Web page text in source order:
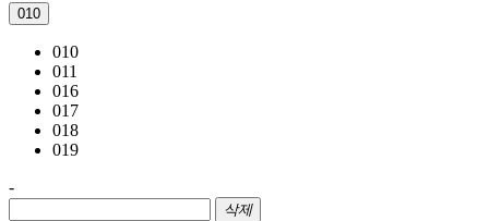
010
010
011
016
017
018
019
-
삭제